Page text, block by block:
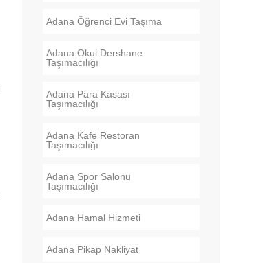
Adana Öğrenci Evi Taşıma
Adana Okul Dershane
Taşımacılığı
Adana Para Kasası
Taşımacılığı
Adana Kafe Restoran
Taşımacılığı
Adana Spor Salonu
Taşımacılığı
Adana Hamal Hizmeti
Adana Pikap Nakliyat